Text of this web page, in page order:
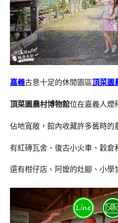
嘉義古意十足的休閒園區頂菜園
頂菜園農村博物館位在嘉義人煙
佔地寬敞，館內收藏許多舊時的
有紅磚瓦舍、復古小火車、穀倉
還有柑仔店、阿嬤的灶腳、小學